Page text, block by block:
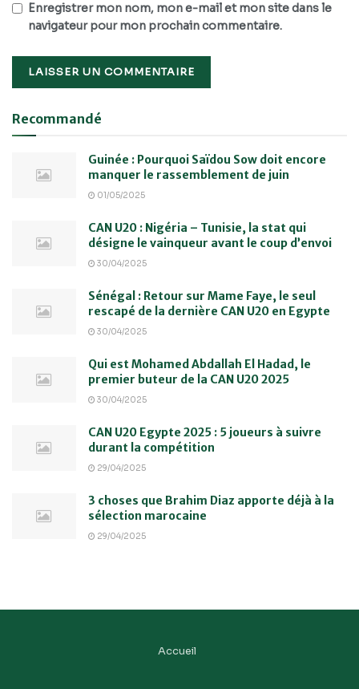
Enregistrer mon nom, mon e-mail et mon site dans le
navigateur pour mon prochain commentaire.
Recommandé
Guinée : Pourquoi Saïdou Sow doit encore
manquer le rassemblement de juin
01/05/2025
CAN U20 : Nigéria – Tunisie, la stat qui
désigne le vainqueur avant le coup d’envoi
30/04/2025
Sénégal : Retour sur Mame Faye, le seul
rescapé de la dernière CAN U20 en Egypte
30/04/2025
Qui est Mohamed Abdallah El Hadad, le
premier buteur de la CAN U20 2025
30/04/2025
CAN U20 Egypte 2025 : 5 joueurs à suivre
durant la compétition
29/04/2025
3 choses que Brahim Diaz apporte déjà à la
sélection marocaine
29/04/2025
Accueil